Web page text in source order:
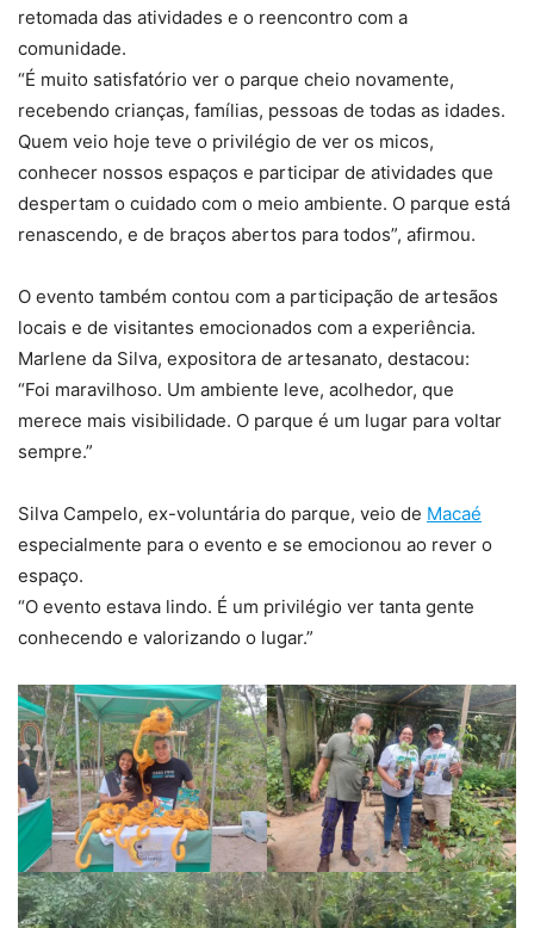
retomada das atividades e o reencontro com a
comunidade.
“É muito satisfatório ver o parque cheio novamente,
recebendo crianças, famílias, pessoas de todas as idades.
Quem veio hoje teve o privilégio de ver os micos,
conhecer nossos espaços e participar de atividades que
despertam o cuidado com o meio ambiente. O parque está
renascendo, e de braços abertos para todos”, afirmou.
O evento também contou com a participação de artesãos
locais e de visitantes emocionados com a experiência.
Marlene da Silva, expositora de artesanato, destacou:
“Foi maravilhoso. Um ambiente leve, acolhedor, que
merece mais visibilidade. O parque é um lugar para voltar
sempre.”
Silva Campelo, ex-voluntária do parque, veio de Macaé
especialmente para o evento e se emocionou ao rever o
espaço.
“O evento estava lindo. É um privilégio ver tanta gente
conhecendo e valorizando o lugar.”